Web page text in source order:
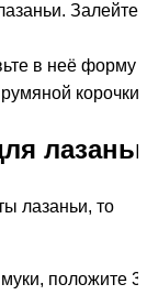
Залейте
в неё форму
корочки.
лазаньи, то
положите 3